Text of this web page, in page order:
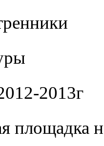
2013г